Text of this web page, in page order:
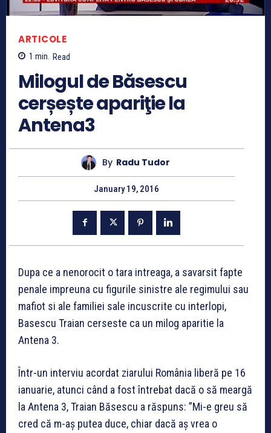
ARTICOLE
1 min. Read
Milogul de Băsescu
cerșește apariţie la
Antena3
By Radu Tudor
January 19, 2016
Dupa ce a nenorocit o tara intreaga, a savarsit fapte
penale impreuna cu figurile sinistre ale regimului sau
mafiot si ale familiei sale incuscrite cu interlopi,
Basescu Traian cerseste ca un milog aparitie la
Antena 3.
Într-un interviu acordat ziarului România liberă pe 16
ianuarie, atunci când a fost întrebat dacă o să meargă
la Antena 3, Traian Băsescu a răspuns: ”Mi-e greu să
cred că m-aș putea duce, chiar dacă aș vrea o